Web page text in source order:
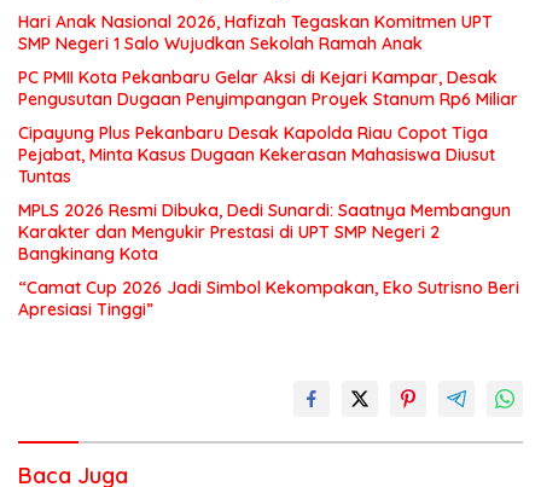
Hari Anak Nasional 2026, Hafizah Tegaskan Komitmen UPT
SMP Negeri 1 Salo Wujudkan Sekolah Ramah Anak
PC PMII Kota Pekanbaru Gelar Aksi di Kejari Kampar, Desak
Pengusutan Dugaan Penyimpangan Proyek Stanum Rp6 Miliar
Cipayung Plus Pekanbaru Desak Kapolda Riau Copot Tiga
Pejabat, Minta Kasus Dugaan Kekerasan Mahasiswa Diusut
Tuntas
MPLS 2026 Resmi Dibuka, Dedi Sunardi: Saatnya Membangun
Karakter dan Mengukir Prestasi di UPT SMP Negeri 2
Bangkinang Kota
“Camat Cup 2026 Jadi Simbol Kekompakan, Eko Sutrisno Beri
Apresiasi Tinggi”
Baca Juga